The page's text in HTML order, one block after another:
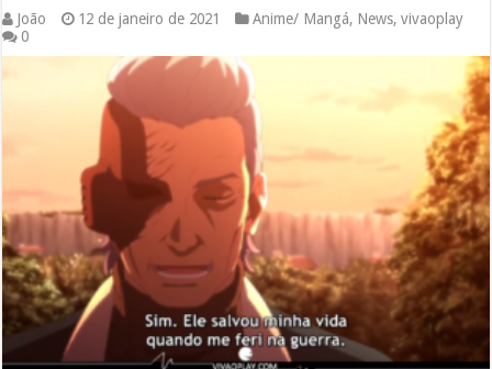
João 12 de janeiro de 2021 Anime/ Mangá, News,vivaoplay
0